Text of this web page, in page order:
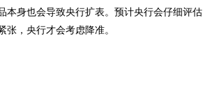
本身也会导致央行扩表。预计央行会仔细评估
，央行才会考虑降准。